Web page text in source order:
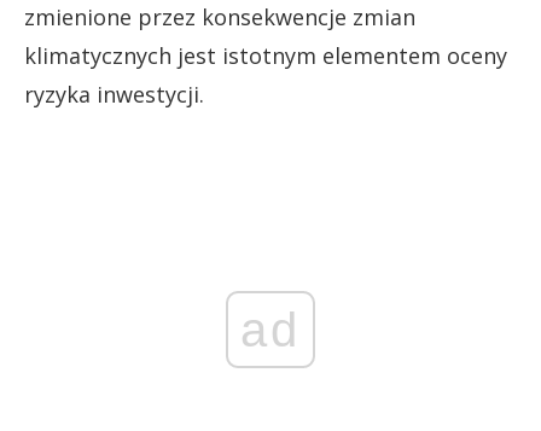
zmienione przez konsekwencje zmian
klimatycznych jest istotnym elementem oceny
ryzyka inwestycji.
ad